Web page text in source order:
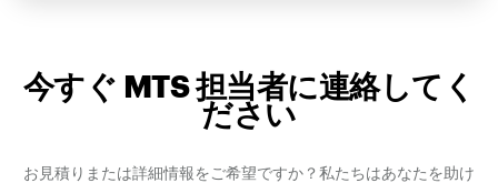
今すぐ MTS 担当者に連絡してく
ださい
お見積りまたは詳細情報をご希望ですか？私たちはあなたを助け